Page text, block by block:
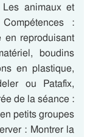
animaux et
:
en reproduisant
boudins
en plastique,
ou Patafix,
de la séance :
petits groupes
: Montrer la